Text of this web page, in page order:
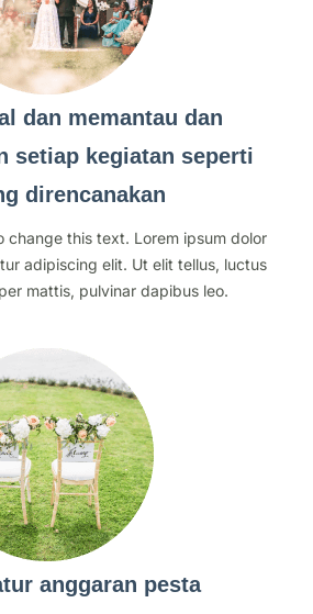
dan memantau dan
setiap kegiatan seperti
direncanakan
change this text. Lorem ipsum dolor
adipiscing elit. Ut elit tellus, luctus
mattis, pulvinar dapibus leo.
anggaran pesta